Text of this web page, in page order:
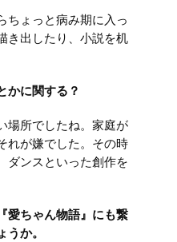
ちょっと病み期に入っ
き出したり、小説を机
かに関する？
場所でしたね。家庭が
れが嫌でした。その時
ダンスといった創作を
愛ちゃん物語』にも繋
か。